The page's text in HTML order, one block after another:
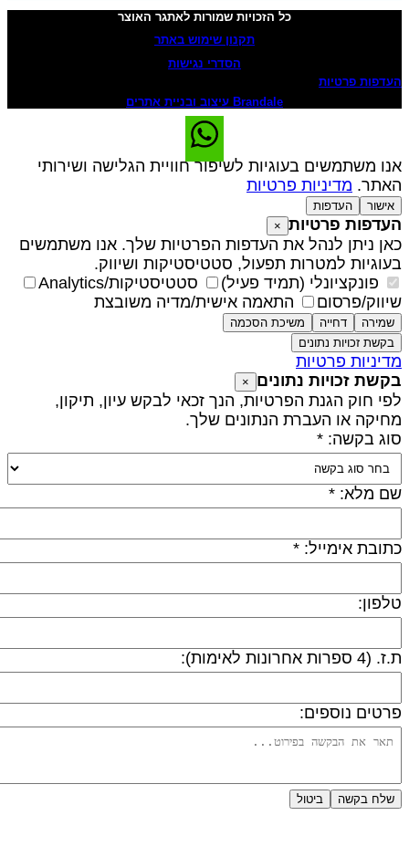
כל הזכויות שמורות לאתגר האוצר
תקנון שימוש באתר
הסדרי נגישות
פרטיות
Brandale עיצוב ובניית אתרים
משתמשים בעוגיות לשיפור חוויית הגלישה ושירותי
מדיניות פרטיות
אישור העדפות
פרטיות ×
ניתן לנהל את העדפות הפרטיות שלך. אנו משתמשים
למטרות תפעול, סטטיסטיקות ושיווק.
פונקציונלי (תמיד פעיל)
סטטיסטיקות/Analytics
פרסום
התאמה אישית/מדיה משובצת
שמירה דחייה
משיכת הסכמה
בקשת זכויות נתונים
פרטיות
זכויות נתונים
חוק הגנת הפרטיות, הנך זכאי לבקש עיון, תיקון,
או העברת הנתונים שלך.
בקשה: *
מלא: *
אימייל: *
ספרות אחרונות לאימות):
נוספים:
שלח בקשה ביטול